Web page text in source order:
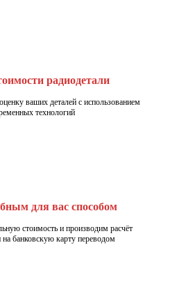
радиодетали
ваших деталей с использованием
технологий
для вас способом
стоимость и производим расчёт
банковскую карту переводом